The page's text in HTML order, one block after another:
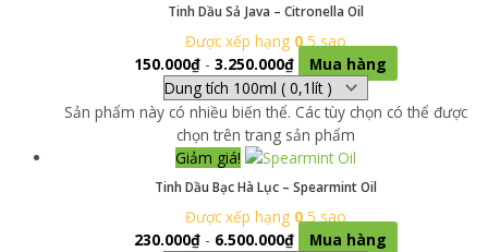
Tinh Dầu Sả Java – Citronella Oil
Được xếp hạng 0 5 sao
150.000₫- 3.250.000₫ Mua hàng
Sản phẩm này có nhiều biến thể. Các tùy chọn có thể được
chọn trên trang sản phẩm
Giảm giá!
Tinh Dầu Bạc Hà Lục – Spearmint Oil
Được xếp hạng 05 sao
230.000₫- 6.500.000₫ Mua hàng